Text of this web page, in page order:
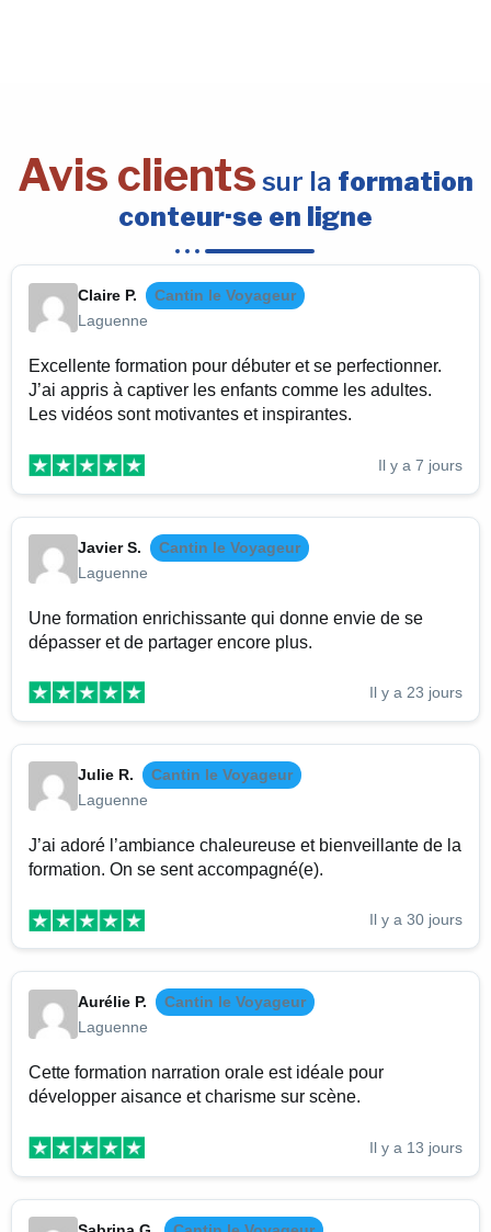
Avis clients sur la formation
conteur·se en ligne
Claire P.
Cantin le Voyageur
Laguenne
Excellente formation pour débuter et se perfectionner.
J’ai appris à captiver les enfants comme les adultes.
Les vidéos sont motivantes et inspirantes.
Il y a 7 jours
Javier S.
Cantin le Voyageur
Laguenne
Une formation enrichissante qui donne envie de se
dépasser et de partager encore plus.
Il y a 23 jours
Julie R.
Cantin le Voyageur
Laguenne
J’ai adoré l’ambiance chaleureuse et bienveillante de la
formation. On se sent accompagné(e).
Il y a 30 jours
Aurélie P.
Cantin le Voyageur
Laguenne
Cette formation narration orale est idéale pour
développer aisance et charisme sur scène.
Il y a 13 jours